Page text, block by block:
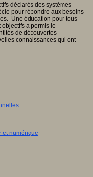
et numérique
déclarés des systèmes
pour répondre aux besoins
Une éducation pour tous
objectifs a permis le
de découvertes
connaissances qui ont